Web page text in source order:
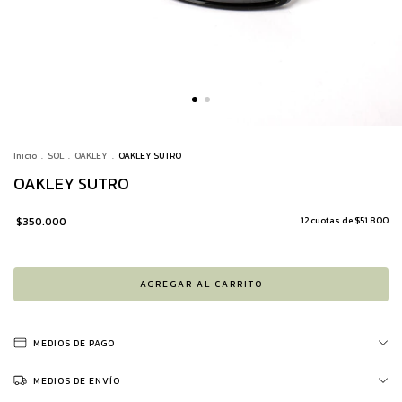
Inicio . SOL . OAKLEY . OAKLEY SUTRO
OAKLEY SUTRO
$350.000 12cuotas de $51.800
MEDIOS DE PAGO
MEDIOS DE ENVÍO